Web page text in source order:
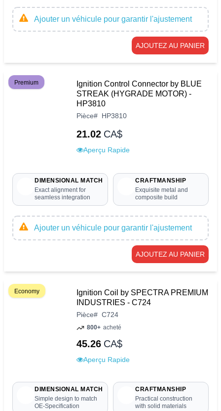
Ajouter un véhicule pour garantir l'ajustement
AJOUTEZ AU PANIER
Premium
Ignition Control Connector by BLUE
STREAK (HYGRADE MOTOR) -
HP3810
Pièce# HP3810
21.02 CA$
Aperçu Rapide
DIMENSIONAL MATCH
Exact alignment for
seamless integration
CRAFTMANSHIP
Exquisite metal and
composite build
Ajouter un véhicule pour garantir l'ajustement
AJOUTEZ AU PANIER
Economy
Ignition Coil by SPECTRA PREMIUM
INDUSTRIES - C724
Pièce# C724
800+ acheté
45.26 CA$
Aperçu Rapide
DIMENSIONAL MATCH
Simple design to match
OE-Specification
CRAFTMANSHIP
Practical construction
with solid materials